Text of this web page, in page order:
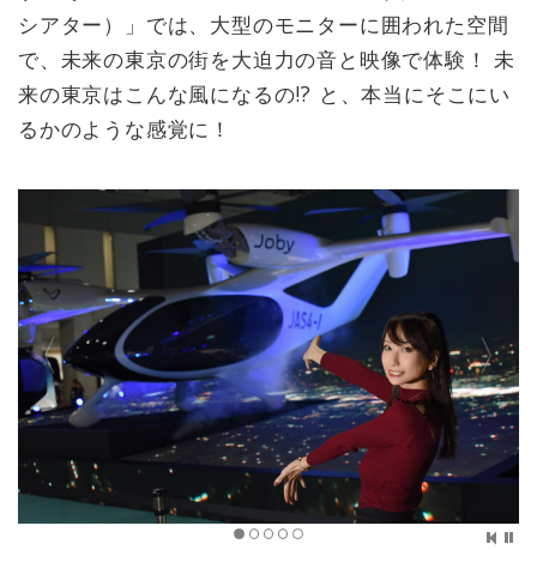
シアター）」では、大型のモニターに囲われた空間
で、未来の東京の街を大迫力の音と映像で体験！ 未
来の東京はこんな風になるの!? と、本当にそこにい
るかのような感覚に！